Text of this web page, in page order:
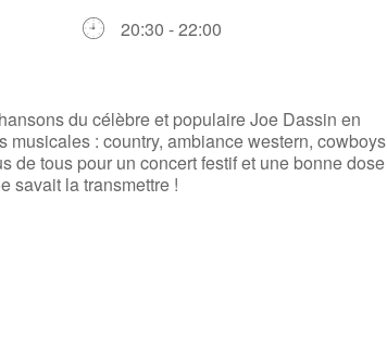
20:30 - 22:00
du célèbre et populaire Joe Dassin en
musicales : country, ambiance western, cowboys
de tous pour un concert festif et une bonne dose
savait la transmettre !